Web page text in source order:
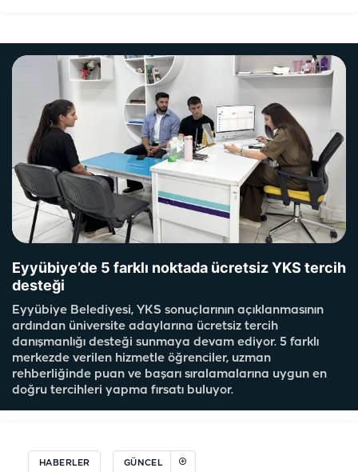
Eyyübiye’de 5 farklı noktada ücretsiz YKS tercih
desteği
Eyyübiye Belediyesi, YKS sonuçlarının açıklanmasının
ardından üniversite adaylarına ücretsiz tercih
danışmanlığı desteği sunmaya devam ediyor. 5 farklı
merkezde verilen hizmetle öğrenciler, uzman
rehberliğinde puan ve başarı sıralamalarına uygun en
doğru tercihleri yapma fırsatı buluyor.
HABERLER GÜNCEL